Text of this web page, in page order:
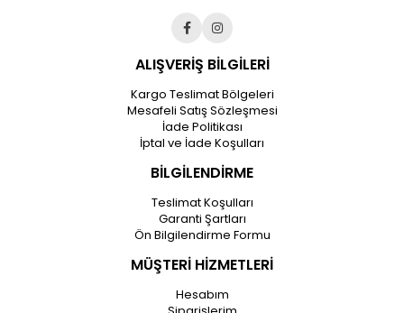
ALIŞVERİŞ BİLGİLERİ
Kargo Teslimat Bölgeleri
Mesafeli Satış Sözleşmesi
İade Politikası
İptal ve İade Koşulları
BİLGİLENDİRME
Teslimat Koşulları
Garanti Şartları
Ön Bilgilendirme Formu
MÜŞTERİ HİZMETLERİ
Hesabım